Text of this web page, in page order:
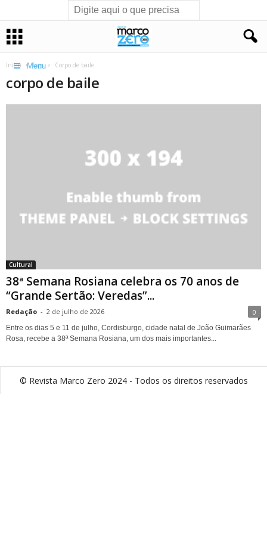
Menu
Início Tags Corpo de baile
corpo de baile
Cultural
38ª Semana Rosiana celebra os 70 anos de
“Grande Sertão: Veredas”...
Redação - 2 de julho de 2026 0
Entre os dias 5 e 11 de julho, Cordisburgo, cidade natal de João Guimarães
Rosa, recebe a 38ª Semana Rosiana, um dos mais importantes...
© Revista Marco Zero 2024 - Todos os direitos reservados